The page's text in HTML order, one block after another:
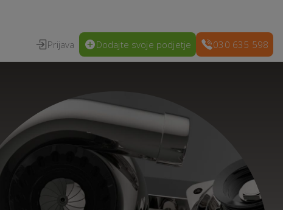
Prijava Dodajte svoje podjetje 030 635 598